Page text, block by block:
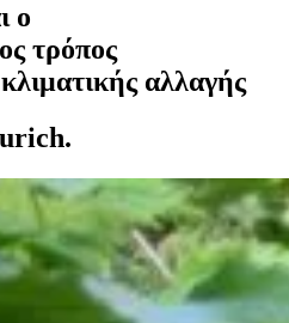
ο
τρόπος
αλλαγής